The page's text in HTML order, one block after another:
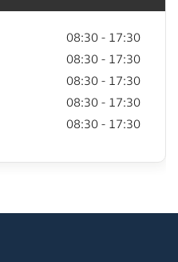
08:30 - 17:30
08:30 - 17:30
08:30 - 17:30
08:30 - 17:30
08:30 - 17:30